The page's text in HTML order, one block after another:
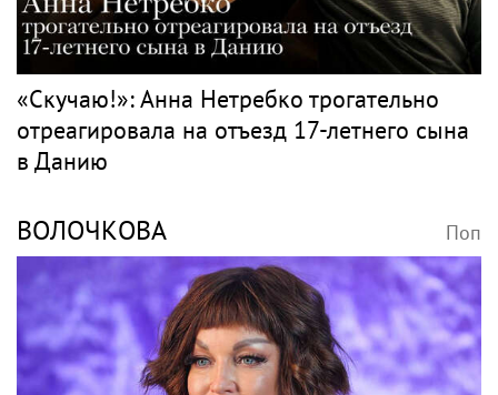
«Скучаю!»: Анна Нетребко трогательно
отреагировала на отъезд 17-летнего сына
в Данию
ВОЛОЧКОВА Поп